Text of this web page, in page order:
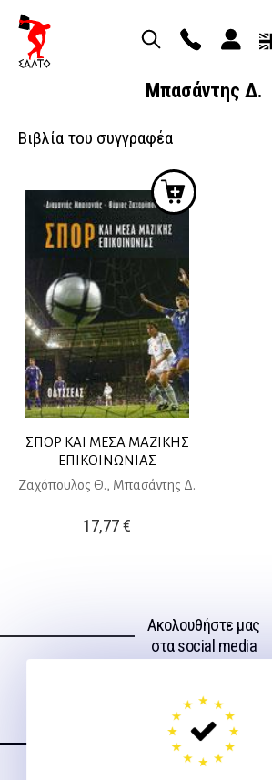
Μπασάντης Δ.
Βιβλία του συγγραφέα
ΣΠΟΡ ΚΑΙ ΜΕΣΑ ΜΑΖΙΚΗΣ
ΕΠΙΚΟΙΝΩΝΙΑΣ
Ζαχόπουλος Θ., Μπασάντης Δ.
17,77€
Ακολουθήστε μας
στα social media